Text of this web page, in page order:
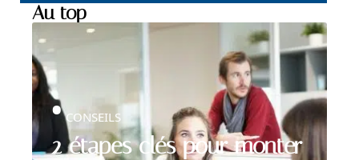
Au top
2 étapes clés pour monter
CONSEILS